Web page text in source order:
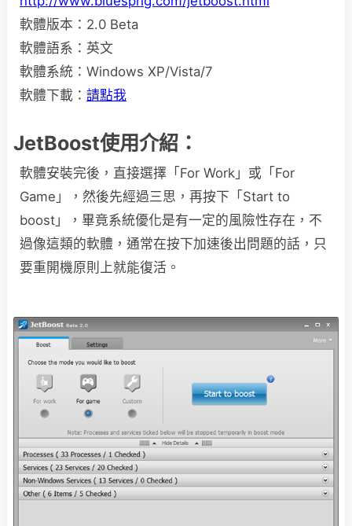
軟體版本：2.0 Beta
軟體語系：英文
軟體系統：Windows XP/Vista/7
軟體下載： 請點我
JetBoost使用介紹：
軟體安裝完後，直接選擇「For Work」或「For
Game」，然後先經過三思，再按下「Start to
boost」，畢竟系統優化是有一定的風險性存在，不
過像這類的軟體，通常在按下加速後出問題的話，只
要重開機原則上就能復活。